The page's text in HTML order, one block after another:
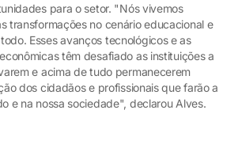
para o setor. "Nós vivemos
transformações no cenário educacional e
Esses avanços tecnológicos e as
têm desafiado as instituições a
e acima de tudo permanecerem
dos cidadãos e profissionais que farão a
e na nossa sociedade", declarou Alves.